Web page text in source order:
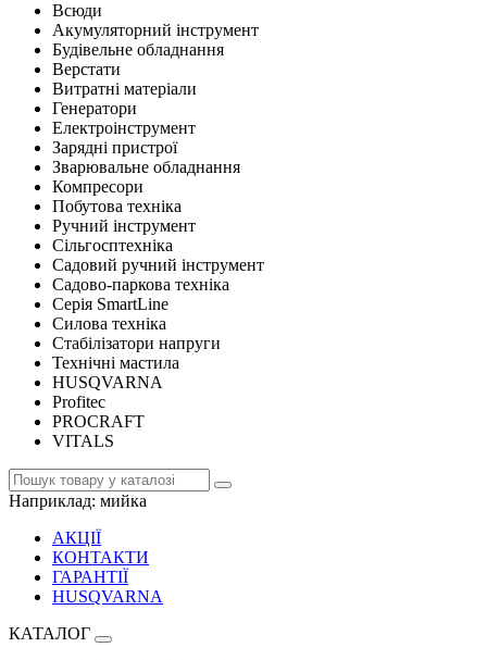
Всюди
Акумуляторний інструмент
Будівельне обладнання
Верстати
Витратні матеріали
Генератори
Електроінструмент
Зарядні пристрої
Зварювальне обладнання
Компресори
Побутова техніка
Ручний інструмент
Сільгосптехніка
Садовий ручний інструмент
Садово-паркова техніка
Серія SmartLine
Силова техніка
Стабілізатори напруги
Технічні мастила
HUSQVARNA
Profitec
PROCRAFT
VITALS
Наприклад: мийка
АКЦІЇ
КОНТАКТИ
ГАРАНТІЇ
HUSQVARNA
КАТАЛОГ